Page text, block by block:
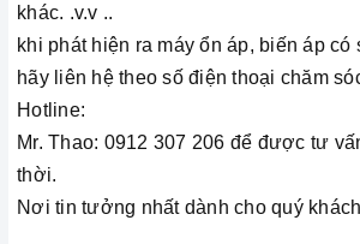
khác. .v.v ..
khi phát hiện ra máy ổn áp, biến áp có
hãy liên hệ theo số điện thoại chăm
Hotline:
Mr. Thao: 0912 307 206 để được tư
thời.
Nơi tin tưởng nhất dành cho quý